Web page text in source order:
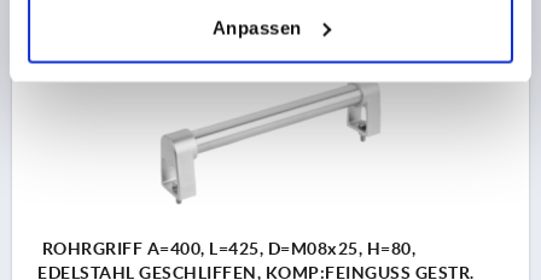
Anpassen
ROHRGRIFF A=400, L=425, D=M08x25, H=80,
EDELSTAHL GESCHLIFFEN, KOMP:FEINGUSS GESTR.